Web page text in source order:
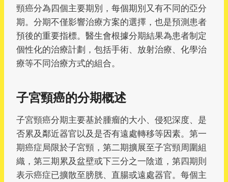
頸癌分為四個主要期別，每個期別又有不同的亞分
期。分期不僅影響治療方案的選擇，也是預測患者
預後的重要指標。醫生會根據分期結果為患者制定
個性化的治療計劃，包括手術、放射治療、化學治
療等不同治療方式的組合。
子宮頸癌的分期概述
子宮頸癌分期主要基於腫瘤的大小、侵犯深度、是
否累及鄰近器官以及是否有遠處轉移等因素。第一
期癌症局限於子宮頸，第二期擴展至子宮頸周圍組
織，第三期累及盆壁或下三分之一陰道，第四期則
表示癌症已擴散至膀胱、直腸或遠處器官。每個主